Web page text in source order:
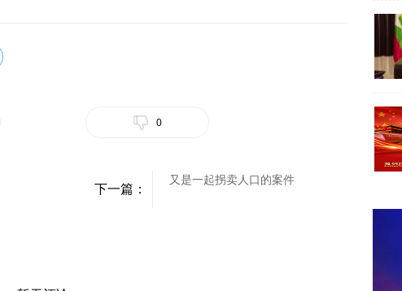
0
下一篇：
又是一起拐卖人口的案件